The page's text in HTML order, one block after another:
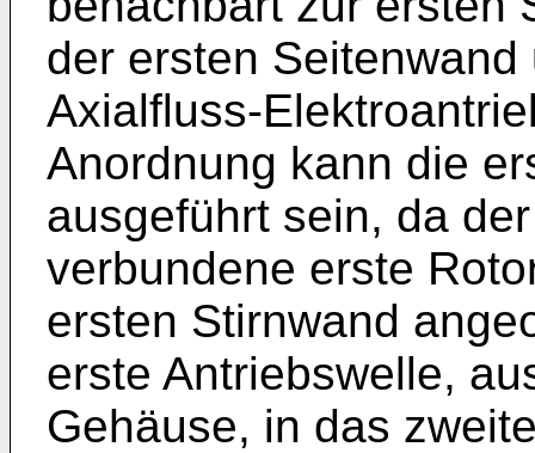
der ersten
Axialfluss-
Anordnung kann die
ausgeführt sein, da
verbundene erste
ersten Stirnwand
erste Antriebswelle,
Gehäuse, in das